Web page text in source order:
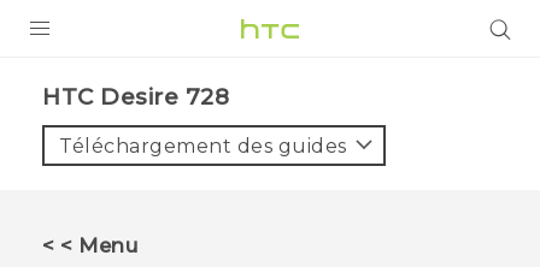
VIVE
HTC Desire 728‎
Téléchargement des guides
< < Menu